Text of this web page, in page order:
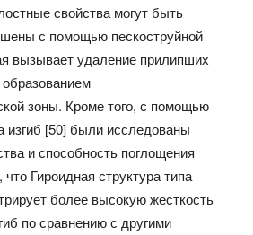
свойства могут быть
с помощью пескоструйной
вызывает удаление прилипших
зоны. Кроме того, с помощью
изгиб [50] были исследованы
и способность поглощения
что Гироидная структура типа
более высокую жесткость
по сравнению с другими